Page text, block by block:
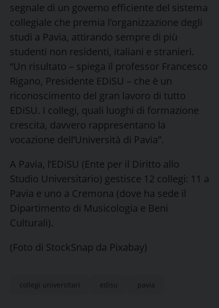
segnale di un governo efficiente del sistema
collegiale che premia l’organizzazione degli
studi a Pavia, attirando sempre di più
studenti non residenti, italiani e stranieri.
“Un risultato – spiega il professor Francesco
Rigano, Presidente EDiSU – che è un
riconoscimento del gran lavoro di tutto
EDiSU. I collegi, quali luoghi di formazione
crescita, davvero rappresentano la
vocazione dell’Università di Pavia”.
A Pavia, l’EDiSU (Ente per il Diritto allo
Studio Universitario) gestisce 12 collegi: 11 a
Pavia e uno a Cremona (dove ha sede il
Dipartimento di Musicologia e Beni
Culturali).
(Foto di StockSnap da Pixabay)
collegi universitari edisu pavia